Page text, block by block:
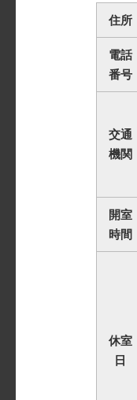
住所
電話
番号
交通
機関
開室
時間
休室
日